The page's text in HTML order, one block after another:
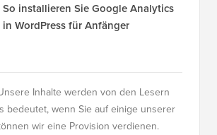
So installieren Sie Google Analytics
in WordPress für Anfänger
Inhalte werden von den Lesern
bedeutet, wenn Sie auf einige unserer
wir eine Provision verdienen.